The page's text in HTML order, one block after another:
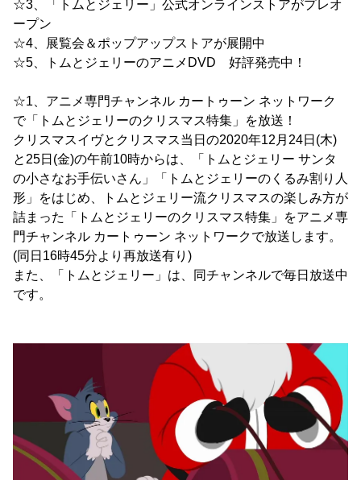
☆3、「トムとジェリー」公式オンラインストアがプレオ
ープン
☆4、展覧会＆ポップアップストアが展開中
☆5、トムとジェリーのアニメDVD 好評発売中！
☆1、アニメ専門チャンネル カートゥーン ネットワーク
で「トムとジェリーのクリスマス特集」を放送！
クリスマスイヴとクリスマス当日の2020年12月24日(木)
と25日(金)の午前10時からは、「トムとジェリー サンタ
の小さなお手伝いさん」「トムとジェリーのくるみ割り人
形」をはじめ、トムとジェリー流クリスマスの楽しみ方が
詰まった「トムとジェリーのクリスマス特集」をアニメ専
門チャンネル カートゥーン ネットワークで放送します。
(同日16時45分より再放送有り)
また、「トムとジェリー」は、同チャンネルで毎日放送中
です。